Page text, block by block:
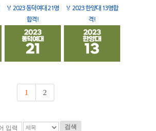
🏅 2023 동덕여대 21명
합격!
🏅 2023 한양대 13명합
격!
1 2
검색